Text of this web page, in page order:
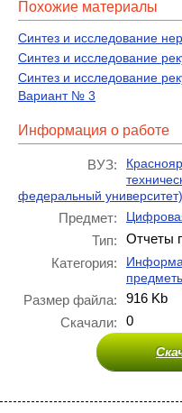
Похожие материалы
Синтез и исследование
Синтез и исследование
Синтез и исследование
Вариант № 3
Информация о работе
ВУЗ:
федеральный
Предмет:
Тип:
Отчеты
Категория:
Размер файла:
916 Kb
Скачали:
0